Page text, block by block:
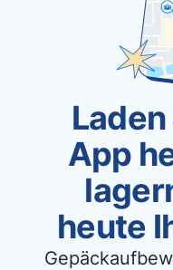
App
heute